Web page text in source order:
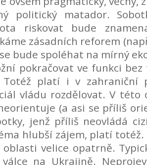
politický matador.
riskovat bude
zásadních reforem
bude spoléhat na mírný
pokračovat ve funkci
platí i v zahraniční
vládu rozdělovat. V této
(a asi se příliš
jenž příliš neovládá
hlubší zájem, platí totéž.
velice opatrně.
na Ukrajině.